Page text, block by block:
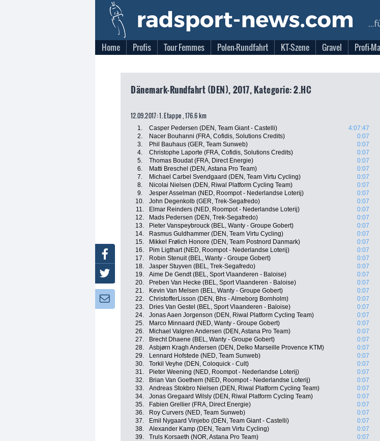
Home Profis Tour Femmes Polen-Rundfahrt KT-Szene Gravel Profi-
Dänemark-Rundfahrt (DEN), 2017, Kategorie: 2.HC
12.09.2017: 1. Etappe , 176.6 km
1. Casper Pedersen (DEN, Team Giant - Castelli)
4:07:47
2.
Nacer Bouhanni (FRA, Cofidis, Solutions Credits)
0:07
3.
Phil Bauhaus (GER, Team Sunweb)
0:07
4.
Christophe Laporte (FRA, Cofidis, Solutions Credits)
0:07
5.
Thomas Boudat (FRA, Direct Energie)
0:07
6.
Matti Breschel (DEN, Astana Pro Team)
0:07
7.
Michael Carbel Svendgaard (DEN, Team Virtu Cycling)
0:07
8.
Nicolai Nielsen (DEN, Riwal Platform Cycling Team)
0:07
9.
Jesper Asselman (NED, Roompot - Nederlandse Loterij)
0:07
10.
John Degenkolb (GER, Trek-Segafredo)
0:07
11.
Elmar Reinders (NED, Roompot - Nederlandse Loterij)
0:07
12.
Mads Pedersen (DEN, Trek-Segafredo)
0:07
13.
Pieter Vanspeybrouck (BEL, Wanty - Groupe Gobert)
0:07
14.
Rasmus Guldhammer (DEN, Team Virtu Cycling)
0:07
15.
Mikkel Frølich Honore (DEN, Team Postnord Danmark)
0:07
16.
Pim Ligthart (NED, Roompot - Nederlandse Loterij)
0:07
17.
Robin Stenuit (BEL, Wanty - Groupe Gobert)
0:07
18.
Jasper Stuyven (BEL, Trek-Segafredo)
0:07
19.
Aime De Gendt (BEL, Sport Vlaanderen - Baloise)
0:07
20.
Preben Van Hecke (BEL, Sport Vlaanderen - Baloise)
0:07
21.
Kevin Van Melsen (BEL, Wanty - Groupe Gobert)
0:07
22.
ChristofferLisson (DEN, Bhs - Almeborg Bornholm)
0:07
23.
Dries Van Gestel (BEL, Sport Vlaanderen - Baloise)
0:07
24.
Jonas Aaen Jorgenson (DEN, Riwal Platform Cycling Team)
0:07
25.
Marco Minnaard (NED, Wanty - Groupe Gobert)
0:07
26.
Michael Valgren Andersen (DEN, Astana Pro Team)
0:07
27.
Brecht Dhaene (BEL, Wanty - Groupe Gobert)
0:07
28.
Asbjørn Kragh Andersen (DEN, Delko Marseille Provence KTM)
0:07
29.
Lennard Hofstede (NED, Team Sunweb)
0:07
30.
Torkil Veyhe (DEN, Coloquick - Cult)
0:07
31.
Pieter Weening (NED, Roompot - Nederlandse Loterij)
0:07
32.
Brian Van Goethem (NED, Roompot - Nederlandse Loterij)
0:07
33.
Andreas Stokbro Nielsen (DEN, Riwal Platform Cycling Team)
0:07
34.
Jonas Gregaard Wilsly (DEN, Riwal Platform Cycling Team)
0:07
35.
Fabien Grellier (FRA, Direct Energie)
0:07
36.
Roy Curvers (NED, Team Sunweb)
0:07
37.
Emil Nygaard Vinjebo (DEN, Team Giant - Castelli)
0:07
38.
Alexander Kamp (DEN, Team Virtu Cycling)
0:07
39.
Truls Korsaeth (NOR, Astana Pro Team)
0:07
Facebook
Twitter
Newsletter: